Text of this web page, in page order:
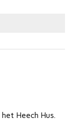
Heech Hus.